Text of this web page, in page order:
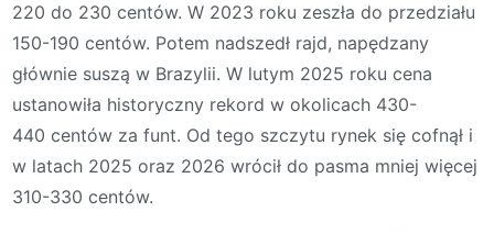
220 do 230 centów. W 2023 roku zeszła do przedziału
150-190 centów. Potem nadszedł rajd, napędzany
głównie suszą w Brazylii. W lutym 2025 roku cena
ustanowiła historyczny rekord w okolicach 430-
440 centów za funt. Od tego szczytu rynek się cofnął i
w latach 2025 oraz 2026 wrócił do pasma mniej więcej
310-330 centów.